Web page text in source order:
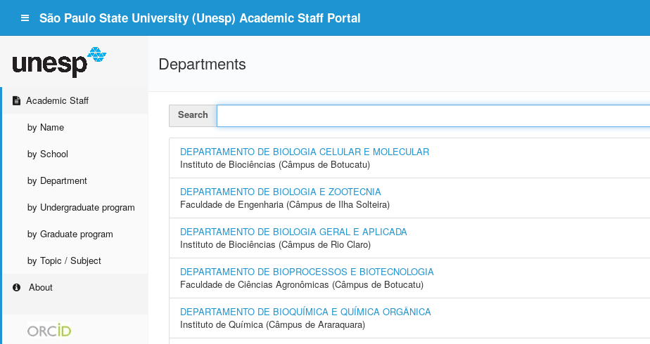
São Paulo State University (Unesp) Academic Staff Portal
Academic Staff
by Name
by School
by Department
by Undergraduate program
by Graduate program
by Topic / Subject
About
Departments
Search
DEPARTAMENTO DE BIOLOGIA CELULAR E MOLECULAR
Instituto de Biociências (Câmpus de Botucatu)
DEPARTAMENTO DE BIOLOGIA E ZOOTECNIA
Faculdade de Engenharia (Câmpus de Ilha Solteira)
DEPARTAMENTO DE BIOLOGIA GERAL E APLICADA
Instituto de Biociências (Câmpus de Rio Claro)
DEPARTAMENTO DE BIOPROCESSOS E BIOTECNOLOGIA
Faculdade de Ciências Agronômicas (Câmpus de Botucatu)
DEPARTAMENTO DE BIOQUÍMICA E QUÍMICA ORGÂNICA
Instituto de Química (Câmpus de Araraquara)